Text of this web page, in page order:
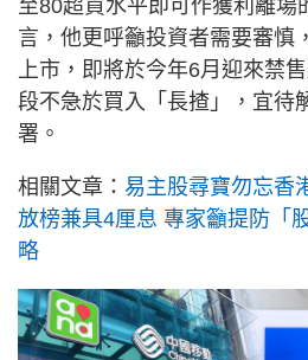
至80超買水平即可作獲利離場
言，他更呼籲投資者需要審慎
上市，即將於今年6月迎來禁
段不急於買入「長揸」，宜待
署。
相關文章： 易主股尋寶勿忘香
放榜兼具4厘息 專家籲提防「
略